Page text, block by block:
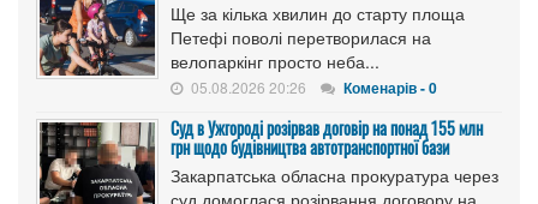
Ще за кілька хвилин до старту площа
Петефі поволі перетворилася на
велопаркінг просто неба...
05.08.2026 20:26 Коменарів - 0
Cуд в Ужгороді розірвав договір на понад 155 млн
грн щодо будівництва автотранспортної бази
Закарпатська обласна прокуратура через